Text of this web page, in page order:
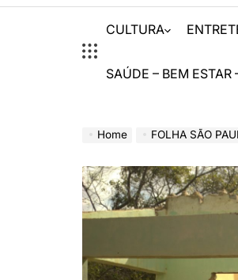
CULTURA
SAÚDE – BEM ESTAR
Home FOLHA SÃO